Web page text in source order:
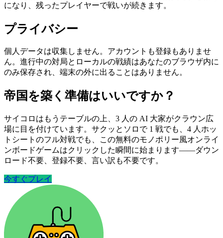
になり、残ったプレイヤーで戦いが続きます。
プライバシー
個人データは収集しません。アカウントも登録もありませ
ん。進行中の対局とローカルの戦績はあなたのブラウザ内に
のみ保存され、端末の外に出ることはありません。
帝国を築く準備はいいですか？
サイコロはもうテーブルの上、3 人の AI 大家がクラウン広
場に目を付けています。サクッとソロで 1 戦でも、4 人ホッ
トシートのフル対戦でも、この無料のモノポリー風オンライ
ンボードゲームはクリックした瞬間に始まります——ダウン
ロード不要、登録不要、言い訳も不要です。
今すぐプレイ